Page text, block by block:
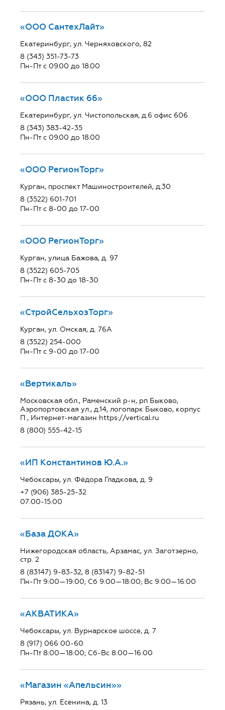
«ООО СантехЛайт»
Екатеринбург, ул. Черняховского, 82
8 (343) 351-73-73
Пн-Пт с 09.00 до 18.00
«ООО Пластик 66»
Екатеринбург, ул. Чистопольская, д.6 офис 606
8 (343) 383-42-35
Пн-Пт с 09.00 до 18.00
«ООО РегионТорг»
Курган, проспект Машиностроителей, д.30
8 (3522) 601-701
Пн-Пт с 8-00 до 17-00
«ООО РегионТорг»
Курган, улица Бажова, д. 97
8 (3522) 605-705
Пн-Пт с 8-30 до 18-30
«СтройСельхозТорг»
Курган, ул. Омская, д. 76А
8 (3522) 254-000
Пн-Пт с 9-00 до 17-00
«Вертикаль»
Московская обл., Раменский р-н, рп Быково,
Аэропортовская ул., д.14, логопарк Быково, корпус
П , Интернет-магазин https://vertical.ru
8 (800) 555-42-15
«ИП Константинов Ю.А.»
Чебоксары, ул. Фёдора Гладкова, д. 9
+7 (906) 385-25-32
07:00-15:00
«База ДОКА»
Нижегородская область, Арзамас, ул. Заготзерно,
стр. 2
8 (83147) 9-83-32, 8 (83147) 9-82-51
Пн-Пт 9:00—19:00; Сб 9:00—18:00; Вс 9:00—16:00
«АКВАТИКА»
Чебоксары, ул. Вурнарское шоссе, д. 7
8 (917) 066 00-60
Пн-Пт 8:00—18:00; Сб-Вс 8:00—16:00
«Магазин «Апельсин»»
Рязань, ул. Есенина, д. 13